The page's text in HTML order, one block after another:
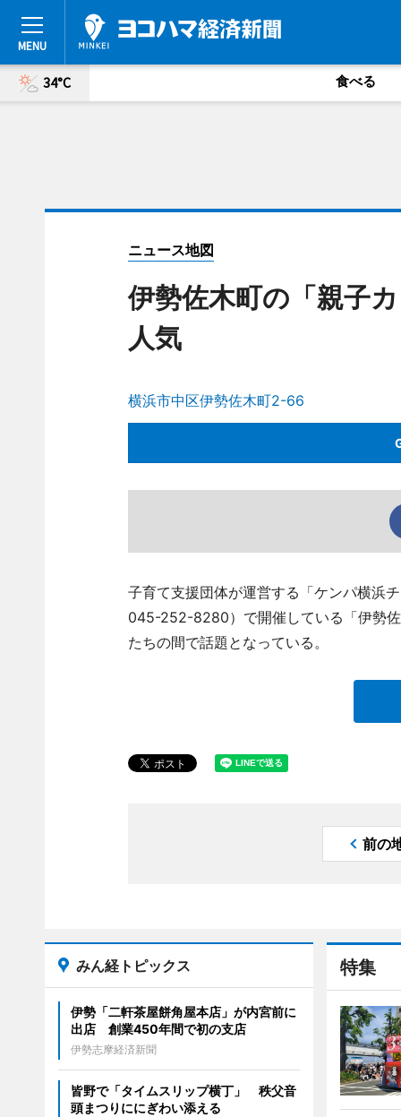
34°C 食べる
ニュース地図
伊勢佐木町の「親子
人気
横浜市中区伊勢佐木町2-66
子育て支援団体が運営する「ケンパ横浜
045-252-8280）で開催している「伊勢
たちの間で話題となっている。
前の
特集
みん経トピックス
伊勢「二軒茶屋餅角屋本店」が内宮前に
出店 創業450年間で初の支店
伊勢志摩経済新聞
皆野で「タイムスリップ横丁」 秩父音
頭まつりににぎわい添える